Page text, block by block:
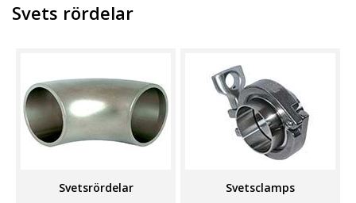
Svets rördelar
Svetsrördelar Svetsclamps